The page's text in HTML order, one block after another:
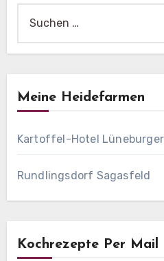
Meine Heidefarmen
Kartoffel-Hotel
Rundlingsdorf Sagasfeld
Kochrezepte Per Mail